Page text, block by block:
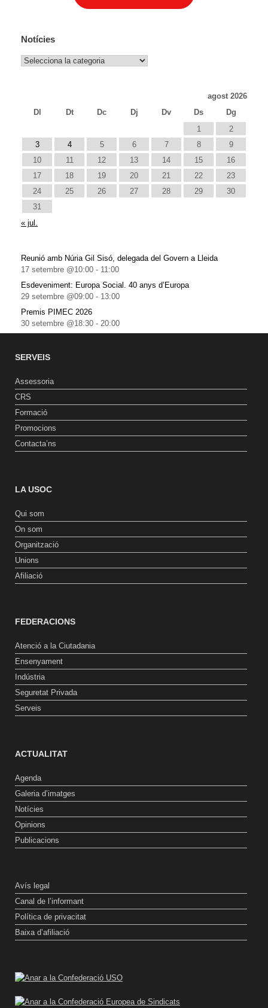
Notícies
Notícies
agost 2026
Dl
Dt Dc Dj Dv Ds
Dg
1
2
3
4 5 6 7 8
9
10
11 12 13 14 15
16
17
18 19 20 21 22
23
24
25 26 27 28 29
30
31
« jul.
Reunió amb Núria Gil Sisó, delegada del Govern a Lleida
17 setembre @10:00 - 11:00
Esdeveniment: Europa Social. 40 anys d’Europa
29 setembre @09:00 - 13:00
Premis PIMEC 2026
30 setembre @18:30 - 20:00
SERVEIS
Assessoria
CRS
Formació
Promocions
Contacta’ns
LA USOC
Qui som
On som
Organització
Unions
Afiliació
FEDERACIONS
Atenció a la Ciutadania
Ensenyament
Indústria
Seguretat Privada
Serveis
ACTUALITAT
Agenda
Galeria d’imatges
Notícies
Opinions
Publicacions
Avís legal
Canal de l’informant
Política de privacitat
Baixa d’afiliació